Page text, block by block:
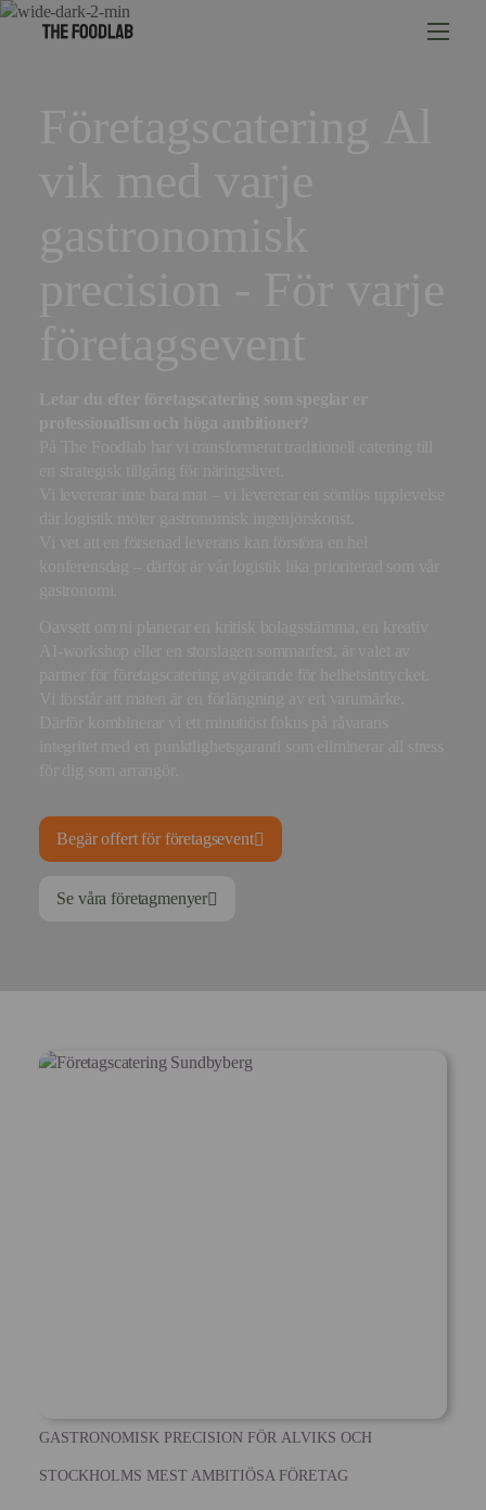
Begär offert för företagsevent
Se våra företagmenyer
GASTRONOMISK PRECISION FÖR ALVIKS OCH
STOCKHOLMS MEST AMBITIÖSA FÖRETAG